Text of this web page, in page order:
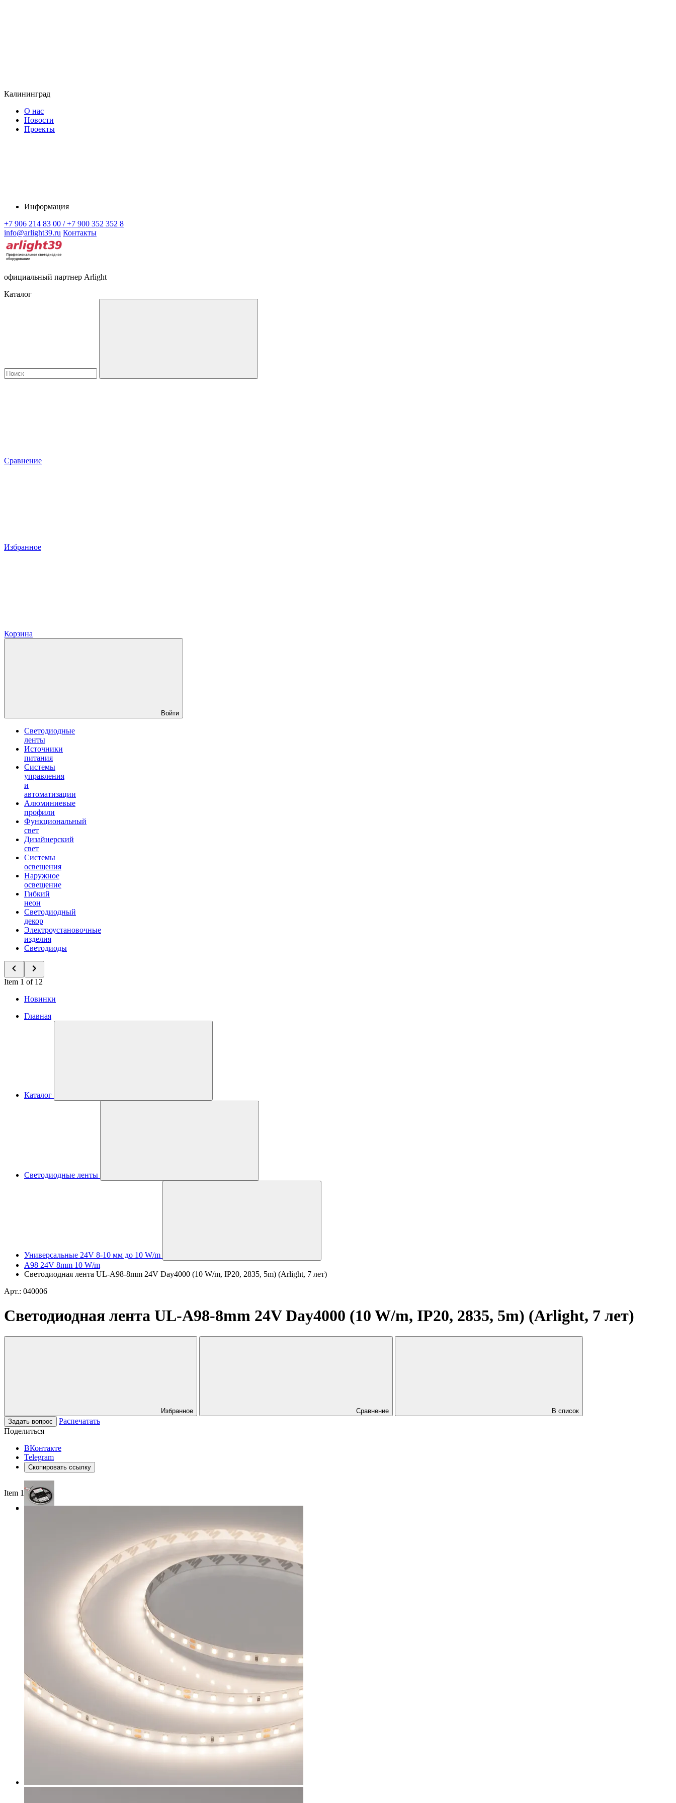
Калининград
О нас
Новости
Проекты
Информация
+7 906 214 83 00 / +7 900 352 352 8
info@arlight39.ru Контакты
официальный партнер Arlight
Каталог
Сравнение
Избранное
Корзина
Войти
Светодиодные
ленты
Источники
питания
Системы
управления
и
автоматизации
Алюминиевые
профили
Функциональный
свет
Дизайнерский
свет
Системы
освещения
Наружное
освещение
Гибкий
неон
Светодиодный
декор
Электроустановочные
изделия
Светодиоды
Item 1 of 12
Новинки
Главная
Каталог
Светодиодные ленты
Универсальные 24V 8-10 мм до 10 W/m
A98 24V 8mm 10 W/m
Светодиодная лента UL-A98-8mm 24V Day4000 (10 W/m, IP20, 2835, 5m) (Arlight, 7 лет)
Арт.: 040006
Светодиодная лента UL-A98-8mm 24V Day4000 (10 W/m, IP20, 2835, 5m) (Arlight, 7 лет)
Избранное Сравнение
В список
Задать вопрос
Распечатать
Поделиться
ВКонтакте
Telegram
Скопировать ссылку
Item 1 of 4